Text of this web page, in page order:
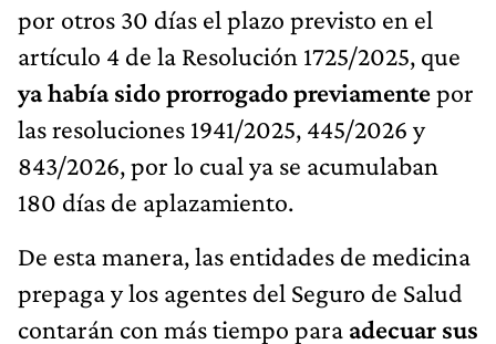
por otros 30 días el plazo previsto en el
artículo 4 de la Resolución 1725/2025, que
ya había sido prorrogado previamentepor
las resoluciones 1941/2025, 445/2026 y
843/2026, por lo cual ya se acumulaban
180 días de aplazamiento.
De esta manera, las entidades de medicina
prepaga y los agentes del Seguro de Salud
contarán con más tiempo para adecuar sus